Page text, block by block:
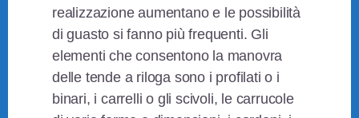
realizzazione aumentano e le possibilità
di guasto si fanno più frequenti. Gli
elementi che consentono la manovra
delle tende a riloga sono i profilati o i
binari, i carrelli o gli scivoli, le carrucole